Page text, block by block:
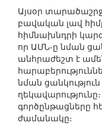
Այսօր
բավական լավ
հիմնախնդրի
որ ԱՄՆ-ը նման
անհրաժեշտ է
նման
գործընթացները
ժամանակը։